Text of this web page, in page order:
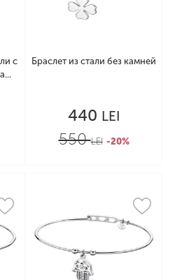
с
Браслет из стали без камней
440 LEI
550LEI -20%